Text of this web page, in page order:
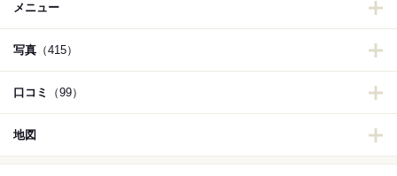
メニュー
写真 （415）
口コミ （99）
地図